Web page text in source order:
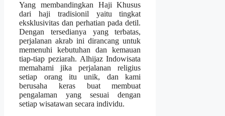
Yang membandingkan Haji Khusus
dari haji tradisionil yaitu tingkat
eksklusivitas dan perhatian pada detil.
Dengan tersedianya yang terbatas,
perjalanan akrab ini dirancang untuk
memenuhi kebutuhan dan kemauan
tiap-tiap peziarah. Alhijaz Indowisata
memahami jika perjalanan religius
setiap orang itu unik, dan kami
berusaha keras buat membuat
pengalaman yang sesuai dengan
setiap wisatawan secara individu.